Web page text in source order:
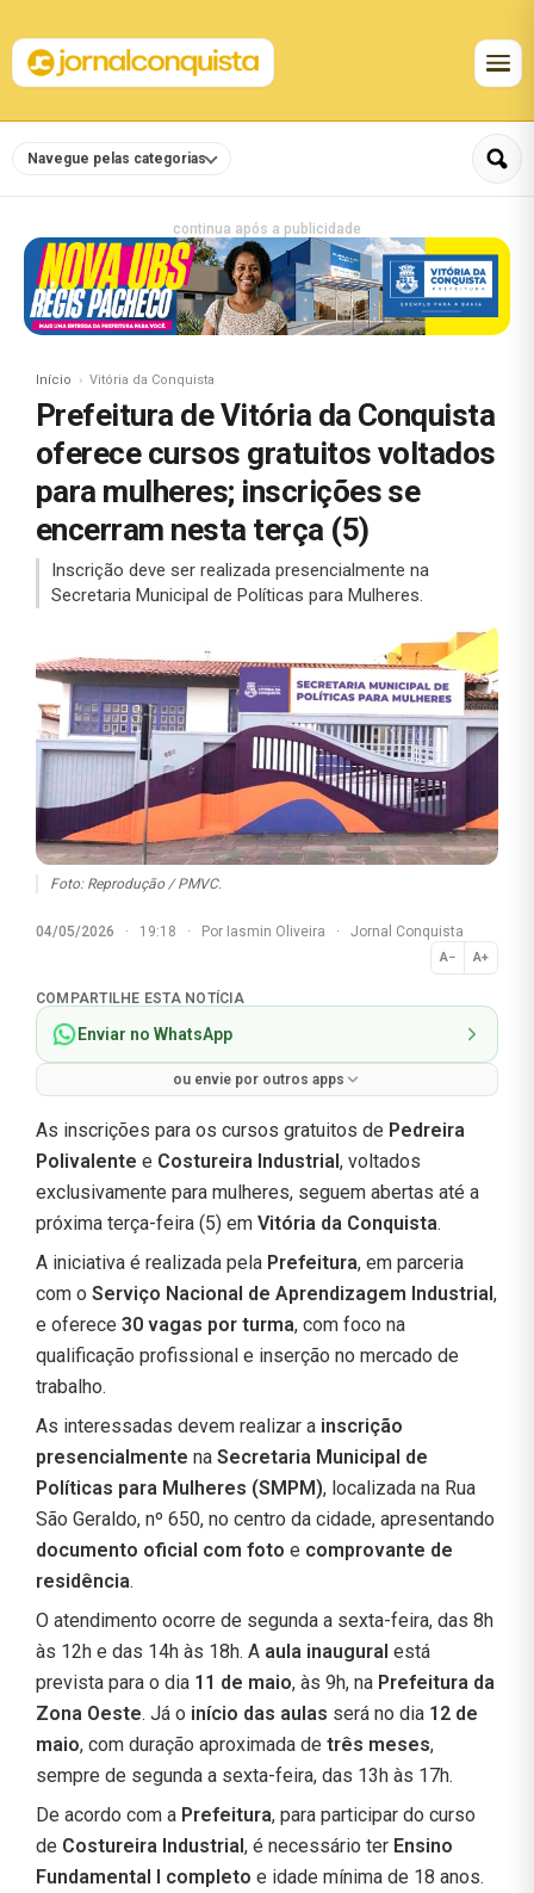
Navegue pelas categorias
continua após a publicidade
Início Vitória da Conquista
Prefeitura de Vitória da Conquista
oferece cursos gratuitos voltados
para mulheres; inscrições se
encerram nesta terça (5)
Inscrição deve ser realizada presencialmente na
Secretaria Municipal de Políticas para Mulheres.
Foto: Reprodução / PMVC.
04/05/2026 · 19:18 · Por Iasmin Oliveira · Jornal Conquista
A− A+
Normal
COMPARTILHE ESTA NOTÍCIA
Enviar no WhatsApp
ou envie por outros apps
As inscrições para os cursos gratuitos de Pedreira
Polivalente e Costureira Industrial, voltados
exclusivamente para mulheres, seguem abertas até a
próxima terça-feira (5) em Vitória da Conquista.
A iniciativa é realizada pela Prefeitura, em parceria
com o Serviço Nacional de Aprendizagem Industrial,
e oferece 30 vagas por turma, com foco na
qualificação profissional e inserção no mercado de
trabalho.
As interessadas devem realizar a inscrição
presencialmente na Secretaria Municipal de
Políticas para Mulheres (SMPM), localizada na Rua
São Geraldo, nº 650, no centro da cidade, apresentando
documento oficial com foto e comprovante de
residência.
O atendimento ocorre de segunda a sexta-feira, das 8h
às 12h e das 14h às 18h. A aula inaugural está
prevista para o dia 11 de maio, às 9h, na Prefeitura da
Zona Oeste. Já o início das aulas será no dia 12 de
maio, com duração aproximada de três meses,
sempre de segunda a sexta-feira, das 13h às 17h.
De acordo com a Prefeitura, para participar do curso
de Costureira Industrial, é necessário ter Ensino
Fundamental I completo e idade mínima de 18 anos.